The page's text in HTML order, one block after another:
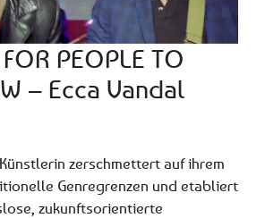
PEOPLE TO
– Ecca Vandal
zerschmettert auf ihrem
Genregrenzen und etabliert
zukunftsorientierte